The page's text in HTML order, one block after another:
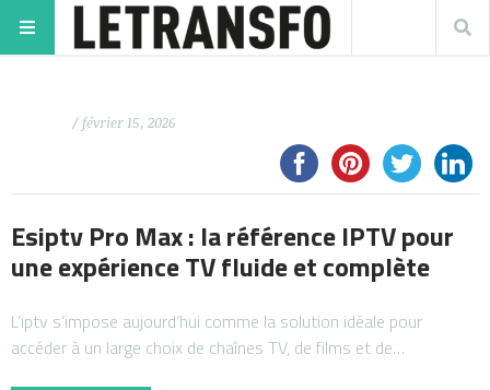
/ février 15, 2026
Esiptv Pro Max : la référence IPTV pour
une expérience TV fluide et complète
L’iptv s’impose aujourd’hui comme la solution idéale pour
accéder à un large choix de chaînes TV, de films et de…